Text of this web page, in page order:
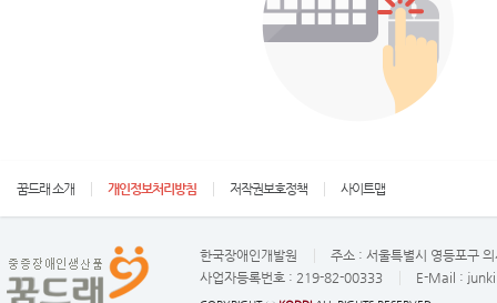
꿈드래 소개 개인정보처리방침 저작권보호정책 사이트맵
한국장애인개발원 주소 : 서울특별시 영등포구
사업자등록번호 : 219-82-00333 E-Mail :